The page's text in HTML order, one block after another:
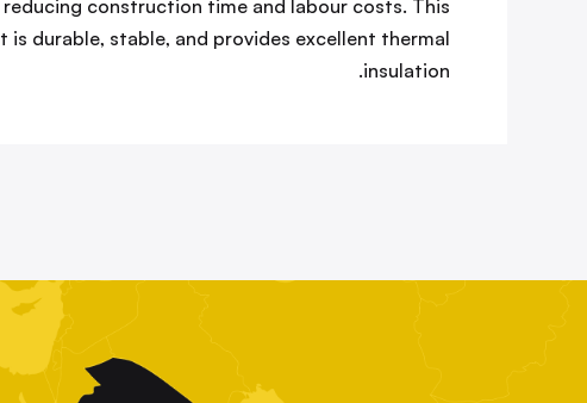
reducing construction time and labour costs. This
durable, stable, and provides excellent thermal
insulation.